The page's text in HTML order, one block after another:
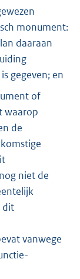
monument:
daaraan
gegeven; en
of
waarop
de
niet de
dit
vanwege